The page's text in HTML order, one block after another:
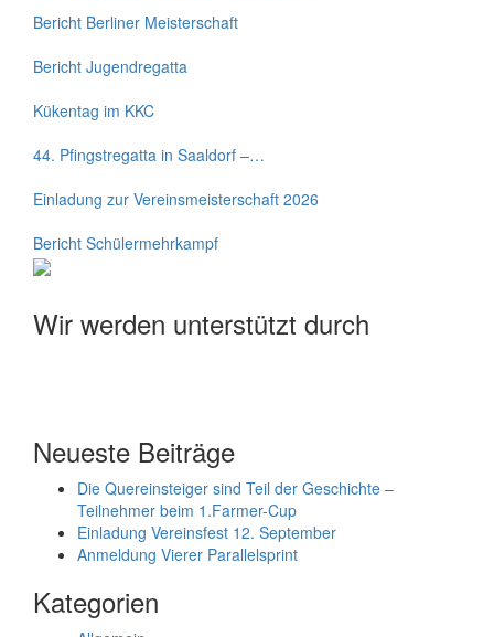
Bericht Berliner Meisterschaft
Bericht Jugendregatta
Kükentag im KKC
44. Pfingstregatta in Saaldorf –…
Einladung zur Vereinsmeisterschaft 2026
Bericht Schülermehrkampf
Wir werden unterstützt durch
Neueste Beiträge
Die Quereinsteiger sind Teil der Geschichte –
Teilnehmer beim 1.Farmer-Cup
Einladung Vereinsfest 12. September
Anmeldung Vierer Parallelsprint
Kategorien